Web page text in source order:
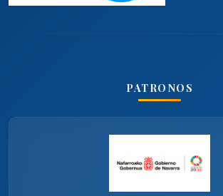
PATRONOS